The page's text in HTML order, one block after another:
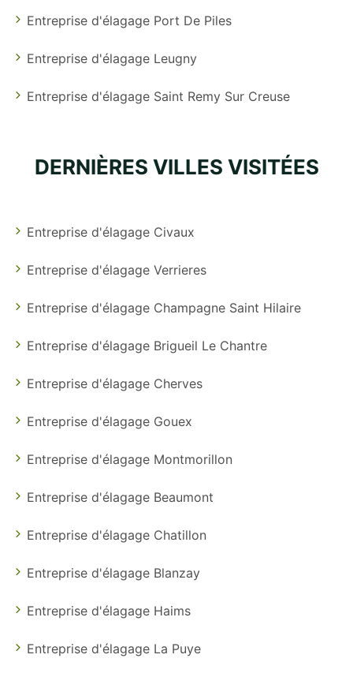
Entreprise d'élagage Port De Piles
Entreprise d'élagage Leugny
Entreprise d'élagage Saint Remy Sur Creuse
DERNIÈRES VILLES VISITÉES
Entreprise d'élagage Civaux
Entreprise d'élagage Verrieres
Entreprise d'élagage Champagne Saint Hilaire
Entreprise d'élagage Brigueil Le Chantre
Entreprise d'élagage Cherves
Entreprise d'élagage Gouex
Entreprise d'élagage Montmorillon
Entreprise d'élagage Beaumont
Entreprise d'élagage Chatillon
Entreprise d'élagage Blanzay
Entreprise d'élagage Haims
Entreprise d'élagage La Puye